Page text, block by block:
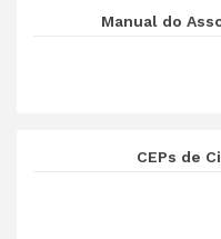
Manual do
CEPs de